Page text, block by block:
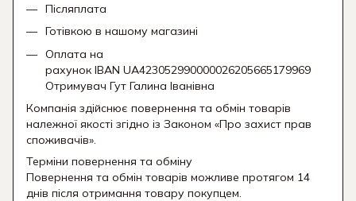
Післяплата
Готівкою в нашому магазині
Оплата на
рахунок IBAN UA423052990000026205665179969
Отримувач Гут Галина Іванівна
Компанія здійснює повернення та обмін товарів
належної якості згідно із Законом «Про захист прав
споживачів».
Терміни повернення та обміну
Повернення та обмін товарів можливе протягом 14
днів після отримання товару покупцем.